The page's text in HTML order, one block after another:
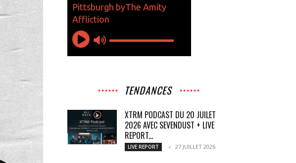
TENDANCES
XTRM PODCAST DU 20 JUILET
2026 AVEC SEVENDUST + LIVE
REPORT...
LIVE REPORT 27 JUILLET 2026